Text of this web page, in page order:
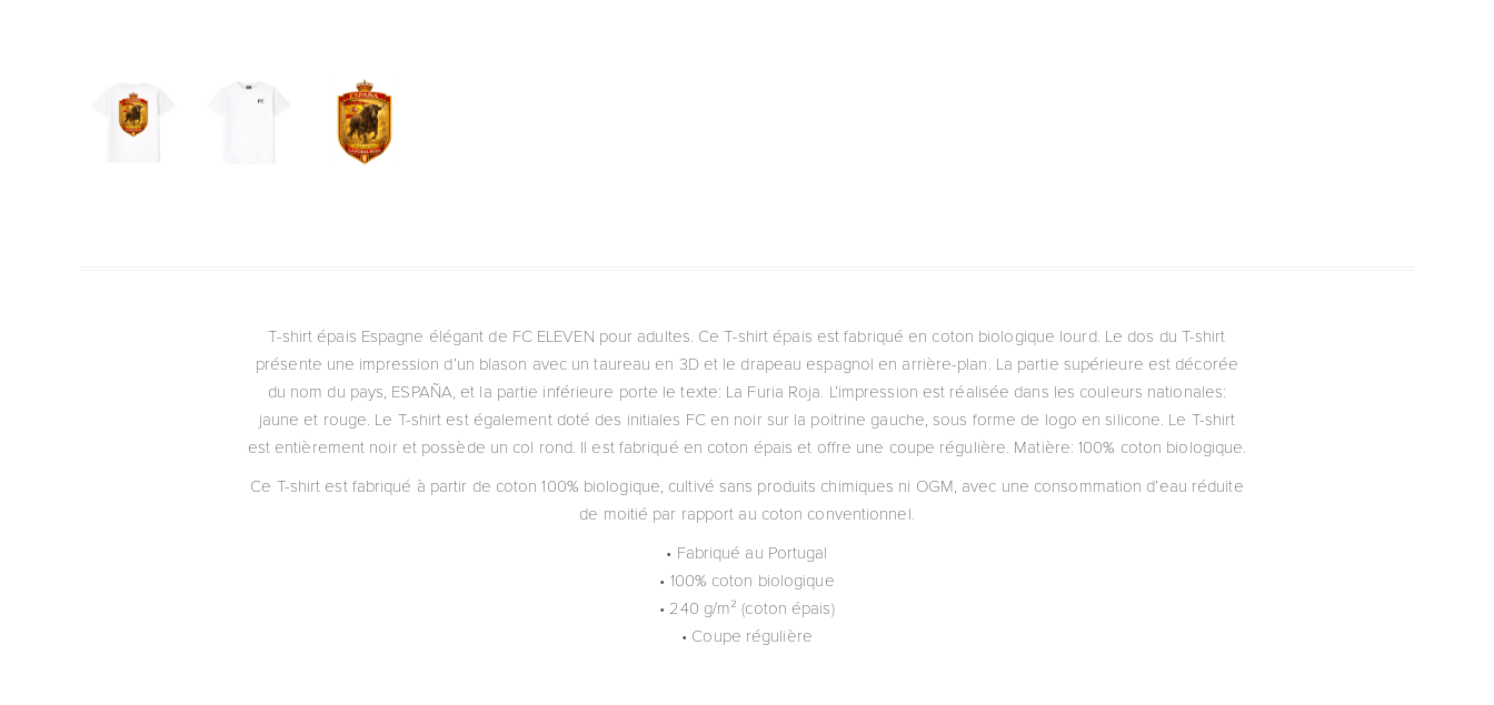
T-shirt épais Espagne élégant de FC ELEVEN pour adultes. Ce T-shirt épais est fabriqué en coton biologique lourd. Le dos du T-shirt
présente une impression d’un blason avec un taureau en 3D et le drapeau espagnol en arrière-plan. La partie supérieure est décorée
du nom du pays, ESPAÑA, et la partie inférieure porte le texte: La Furia Roja. L’impression est réalisée dans les couleurs nationales:
jaune et rouge. Le T-shirt est également doté des initiales FC en noir sur la poitrine gauche, sous forme de logo en silicone. Le T-shirt
est entièrement noir et possède un col rond. Il est fabriqué en coton épais et offre une coupe régulière. Matière: 100% coton biologique.
Ce T-shirt est fabriqué à partir de coton 100% biologique, cultivé sans produits chimiques ni OGM, avec une consommation d’eau réduite
de moitié par rapport au coton conventionnel.
• Fabriqué au Portugal
• 100% coton biologique
• 240 g/m² (coton épais)
• Coupe régulière